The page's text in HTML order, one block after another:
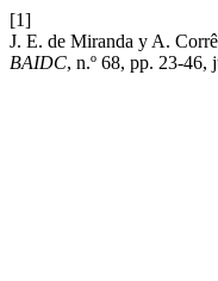
[1]
J. E. de Miranda y A.
BAIDC, n.º 68, pp. 23-46,